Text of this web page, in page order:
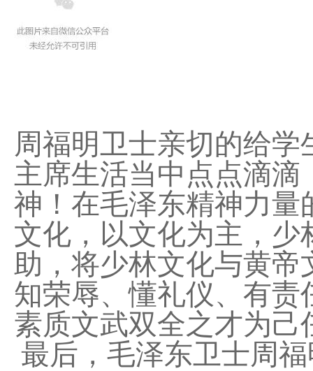
周福明卫士亲切的给学
主席生活当中点点滴滴
神！在毛泽东精神力量
文化，以文化为主，
助，将少林文化与黄
知荣辱、懂礼仪、有
素质文武双全之才为己
最后， 毛泽东卫士周